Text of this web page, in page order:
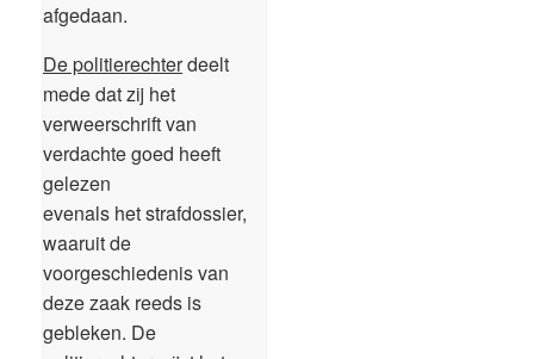
afgedaan.
De politierechterdeelt
mede dat zij het
verweerschrift van
verdachte goed heeft
gelezen
evenals het strafdossier,
waaruit de
voorgeschiedenis van
deze zaak reeds is
gebleken. De